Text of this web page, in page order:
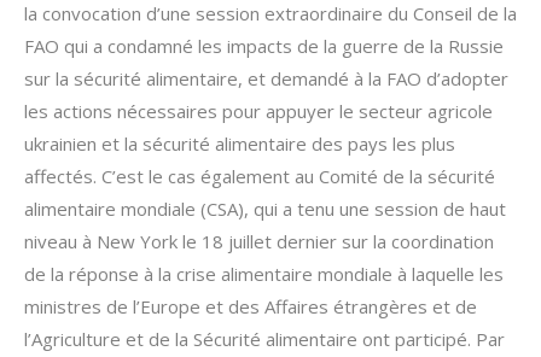
la convocation d’une session extraordinaire du Conseil de la
FAO qui a condamné les impacts de la guerre de la Russie
sur la sécurité alimentaire, et demandé à la FAO d’adopter
les actions nécessaires pour appuyer le secteur agricole
ukrainien et la sécurité alimentaire des pays les plus
affectés. C’est le cas également au Comité de la sécurité
alimentaire mondiale (CSA), qui a tenu une session de haut
niveau à New York le 18 juillet dernier sur la coordination
de la réponse à la crise alimentaire mondiale à laquelle les
ministres de l’Europe et des Affaires étrangères et de
l’Agriculture et de la Sécurité alimentaire ont participé. Par